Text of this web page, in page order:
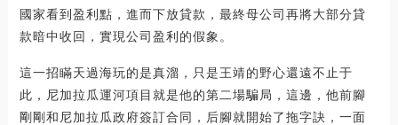
國家看到盈利點，進而下放貸款，最終母公司再將大部分貸
款暗中收回，實現公司盈利的假象。
這一招瞞天過海玩的是真溜，只是王靖的野心還遠不止于
此，尼加拉瓜運河項目就是他的第二場騙局，這邊，他前腳
剛剛和尼加拉瓜政府簽訂合同，后腳就開始了拖字訣，一面